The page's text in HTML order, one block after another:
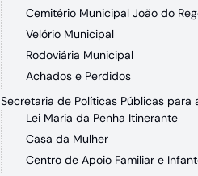
Cemitério Municipal João do
Velório Municipal
Rodoviária Municipal
Achados e Perdidos
Secretaria de Políticas Públicas para
Lei Maria da Penha Itinerante
Casa da Mulher
Centro de Apoio Familiar e